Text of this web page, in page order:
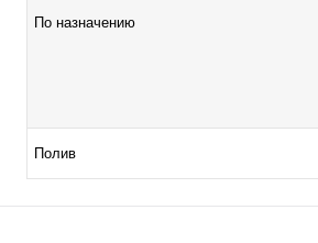
По назначению
Полив